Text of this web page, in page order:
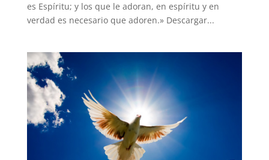
es Espíritu; y los que le adoran, en espíritu y en
verdad es necesario que adoren.» Descargar...